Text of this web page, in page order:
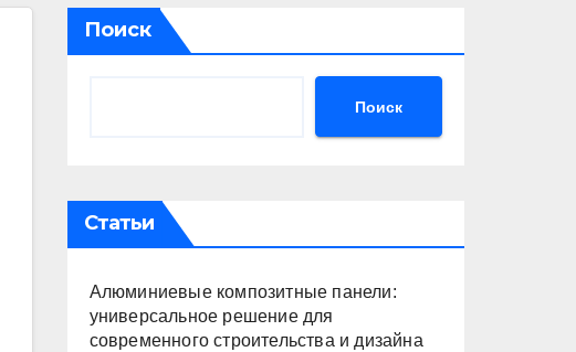
Поиск
Поиск
Статьи
Алюминиевые композитные панели:
универсальное решение для
современного строительства и дизайна